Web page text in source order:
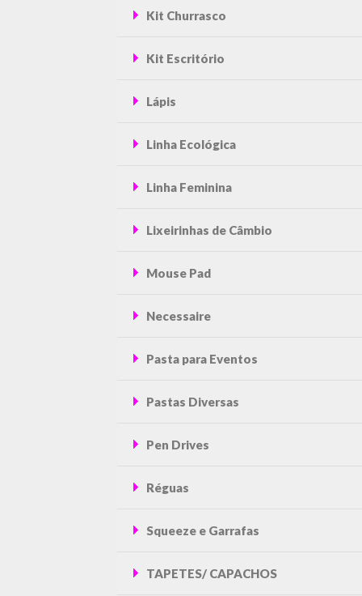
Kit Churrasco
Kit Escritório
Lápis
Linha Ecológica
Linha Feminina
Lixeirinhas de Câmbio
Mouse Pad
Necessaire
Pasta para Eventos
Pastas Diversas
Pen Drives
Réguas
Squeeze e Garrafas
TAPETES/ CAPACHOS